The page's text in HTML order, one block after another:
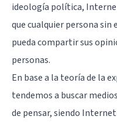
ideología política,
que cualquier persona
pueda compartir sus
personas.
En base a la teoría de la
tendemos a buscar
de pensar, siendo